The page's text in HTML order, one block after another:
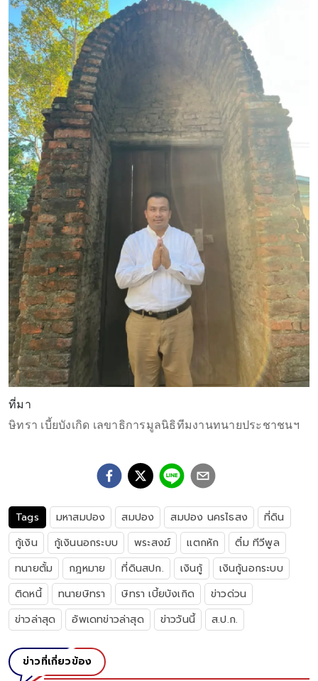
ที่มา
ษิทรา เบี้ยบังเกิด เลขาธิการมูลนิธิทีมงานทนายประชาชนฯ
Tags มหาสมปอง สมปอง สมปอง นครไธสง
ที่ดิน
กู้เงิน
กู้เงินนอกระบบ พระสงฆ์ เเตกหัก
ติ๋ม ทีวีพูล
ทนายตั้ม
กฎหมาย ที่ดินสปก. เงินกู้
เงินกู้นอกระบบ
ติดหนี้
ทนายษิทรา ษิทรา เบี้ยบังเกิด
ข่าวด่วน
ข่าวล่าสุด
อัพเดทข่าวล่าสุด ข่าววันนี้ ส.ป.ก.
ข่าวที่เกี่ยวข้อง